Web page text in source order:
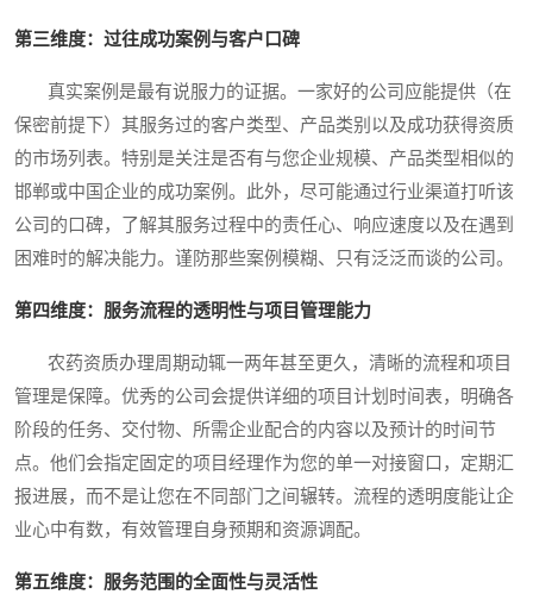
第三维度：过往成功案例与客户口碑
真实案例是最有说服力的证据。一家好的公司应能提供（在
保密前提下）其服务过的客户类型、产品类别以及成功获得资质
的市场列表。特别是关注是否有与您企业规模、产品类型相似的
邯郸或中国企业的成功案例。此外，尽可能通过行业渠道打听该
公司的口碑，了解其服务过程中的责任心、响应速度以及在遇到
困难时的解决能力。谨防那些案例模糊、只有泛泛而谈的公司。
第四维度：服务流程的透明性与项目管理能力
农药资质办理周期动辄一两年甚至更久，清晰的流程和项目
管理是保障。优秀的公司会提供详细的项目计划时间表，明确各
阶段的任务、交付物、所需企业配合的内容以及预计的时间节
点。他们会指定固定的项目经理作为您的单一对接窗口，定期汇
报进展，而不是让您在不同部门之间辗转。流程的透明度能让企
业心中有数，有效管理自身预期和资源调配。
第五维度：服务范围的全面性与灵活性